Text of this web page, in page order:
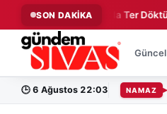
SON DAKİKA
İlk Antrenmanda Ter Döktü ◆
Güncel
🕒 6 Ağustos 22:03 NAMAZ